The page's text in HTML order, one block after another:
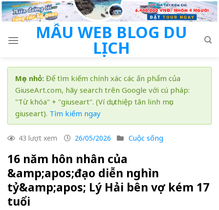
Skip
to
MẪU WEB BLOG DU
LỊCH
Mẹo nhỏ: Để tìm kiếm chính xác các ấn phẩm của
GiuseArt.com, hãy search trên Google với cú pháp:
"Từ khóa" + "giuseart". (Ví dụ: thiệp tân linh mục
giuseart). Tìm kiếm ngay
43 lượt xem 26/05/2026 Cuộc sống
16 năm hôn nhân của
&amp;apos;đạo diễn nghìn
tỷ&amp;apos; Lý Hải bên vợ kém 17
tuổi